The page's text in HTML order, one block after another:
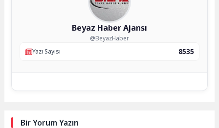
Beyaz Haber Ajansı
@BeyazHaber
Yazı Sayısı
8535
Bir Yorum Yazın